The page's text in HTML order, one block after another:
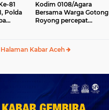
81
Polda
Kodim 0108/Agara
Bersama Warga Gotong
Royong percepat
Tenggara
Halaman Kabar Aceh